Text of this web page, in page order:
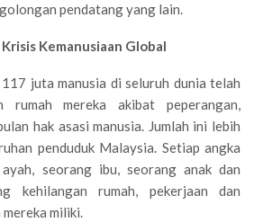
pendatang yang lain.
Kemanusiaan Global
juta manusia di seluruh dunia telah
rumah mereka akibat peperangan,
hak asasi manusia. Jumlah ini lebih
penduduk Malaysia. Setiap angka
seorang ibu, seorang anak dan
kehilangan rumah, pekerjaan dan
miliki.